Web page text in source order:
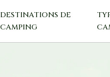
DESTINATIONS DE
CAMPING